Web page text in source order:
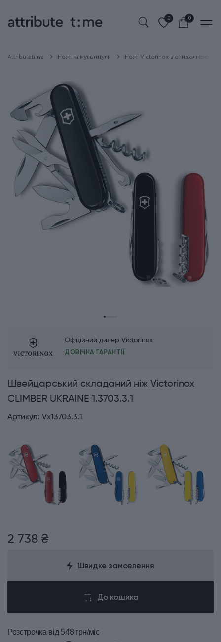
0 0
Attributetime Ножі та мультитули Ножі Victorinox з символікою
Офіційний дилер Victorinox
ДОВІЧНА ГАРАНТІЇ
Швейцарський складаний ніж Victorinox
CLIMBER UKRAINE 1.3703.3.1
Артикул: Vx13703.3.1
2 738 ₴
Швидке замовлення
До кошика
Розстрочка від 548 грн/міс